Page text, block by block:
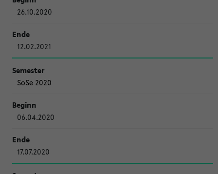
26.10.2020
12.02.2021
SoSe 2020
06.04.2020
17.07.2020